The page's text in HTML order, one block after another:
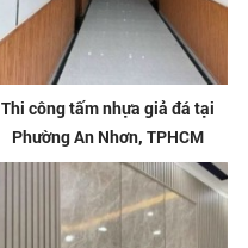
Thi công tấm nhựa giả đá tại
Phường An Nhơn, TPHCM